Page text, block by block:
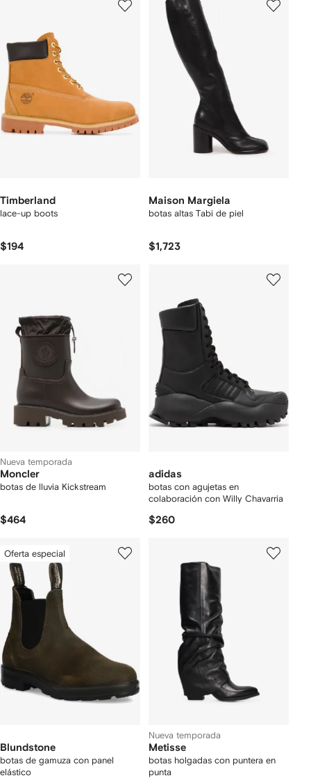
Timberland
lace-up boots
$194
Maison Margiela
botas altas Tabi de piel
$1,723
Nueva temporada
Moncler
botas de lluvia Kickstream
$464
adidas
botas con agujetas en
colaboración con Willy Chavarria
$260
Oferta especial
Blundstone
botas de gamuza con panel
elástico
Nueva temporada
Metisse
botas holgadas con puntera en
punta